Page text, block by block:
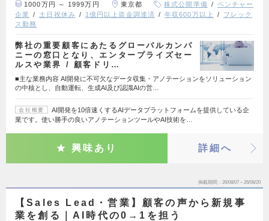
1000万円 ～ 1999万円 東京都 株式公開準備
ベンチャー
企業
土日祝休み 1億円以上資金調達済 年収600万以上
フレック
ス勤務
弊社の重要顧客にあたるグローバルカンパ
ニーの窓口となり、エンタープライズセー
ルスや業界 / 顧客ドリ…
■主な業務内容 AI開発に不可欠なデータ収集・アノテーションをソリューション
の中核とし、自動運転、生成AI及び認識AIの営…
会社概要
AI開発を10倍速くするAIデータプラットフォームを提供している企
業です。使い勝手の良いアノテーションツールやAI技術を…
興味あり 詳細へ
掲載期間 26/08/07～26/08/20
【Sales Lead・営業】顧客の声から新規事
業を創る｜AI時代の0→1を担う